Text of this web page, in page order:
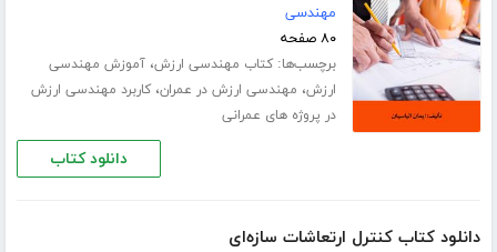
مهندسی
۸۰ صفحه
برچسب‌ها:کتاب مهندسی ارزش،آموزش مهندسی
ارزش، مهندسی ارزش در عمران،کاربرد مهندسی ارزش
در پروژه های عمرانی
دانلود کتاب
دانلود کتاب کنترل ارتعاشات سازه‌ای